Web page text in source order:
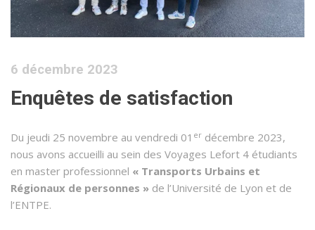
6 décembre 2023
Enquêtes de satisfaction
Du jeudi 25 novembre au vendredi 01 er décembre 2023,
nous avons accueilli au sein des Voyages Lefort 4 étudiants
en master professionnel « Transports Urbains et
Régionaux de personnes » de l’Université de Lyon et de
l’ENTPE.